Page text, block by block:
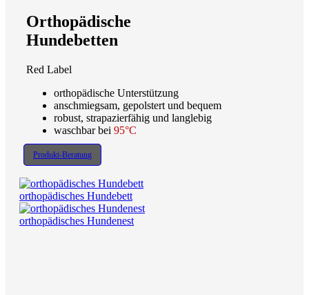
Orthopädische
Hundebetten
Red Label
orthopädische Unterstützung
anschmiegsam, gepolstert und bequem
robust, strapazierfähig und langlebig
waschbar bei 95°C
Produkt-Beratung
orthopädisches Hundebett
orthopädisches Hundenest